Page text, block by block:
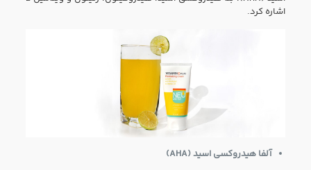
اشاره کرد.
آلفا هیدروکسی اسید(AHA)